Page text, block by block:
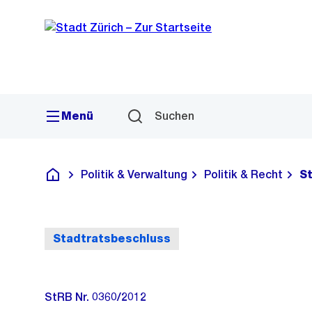
Navigation
Sprunglink
Menü Suchen
Deutsch
Politik & Verwaltung Politik & Recht
Stadtratsbeschluss
StRB Nr. 0360/2012